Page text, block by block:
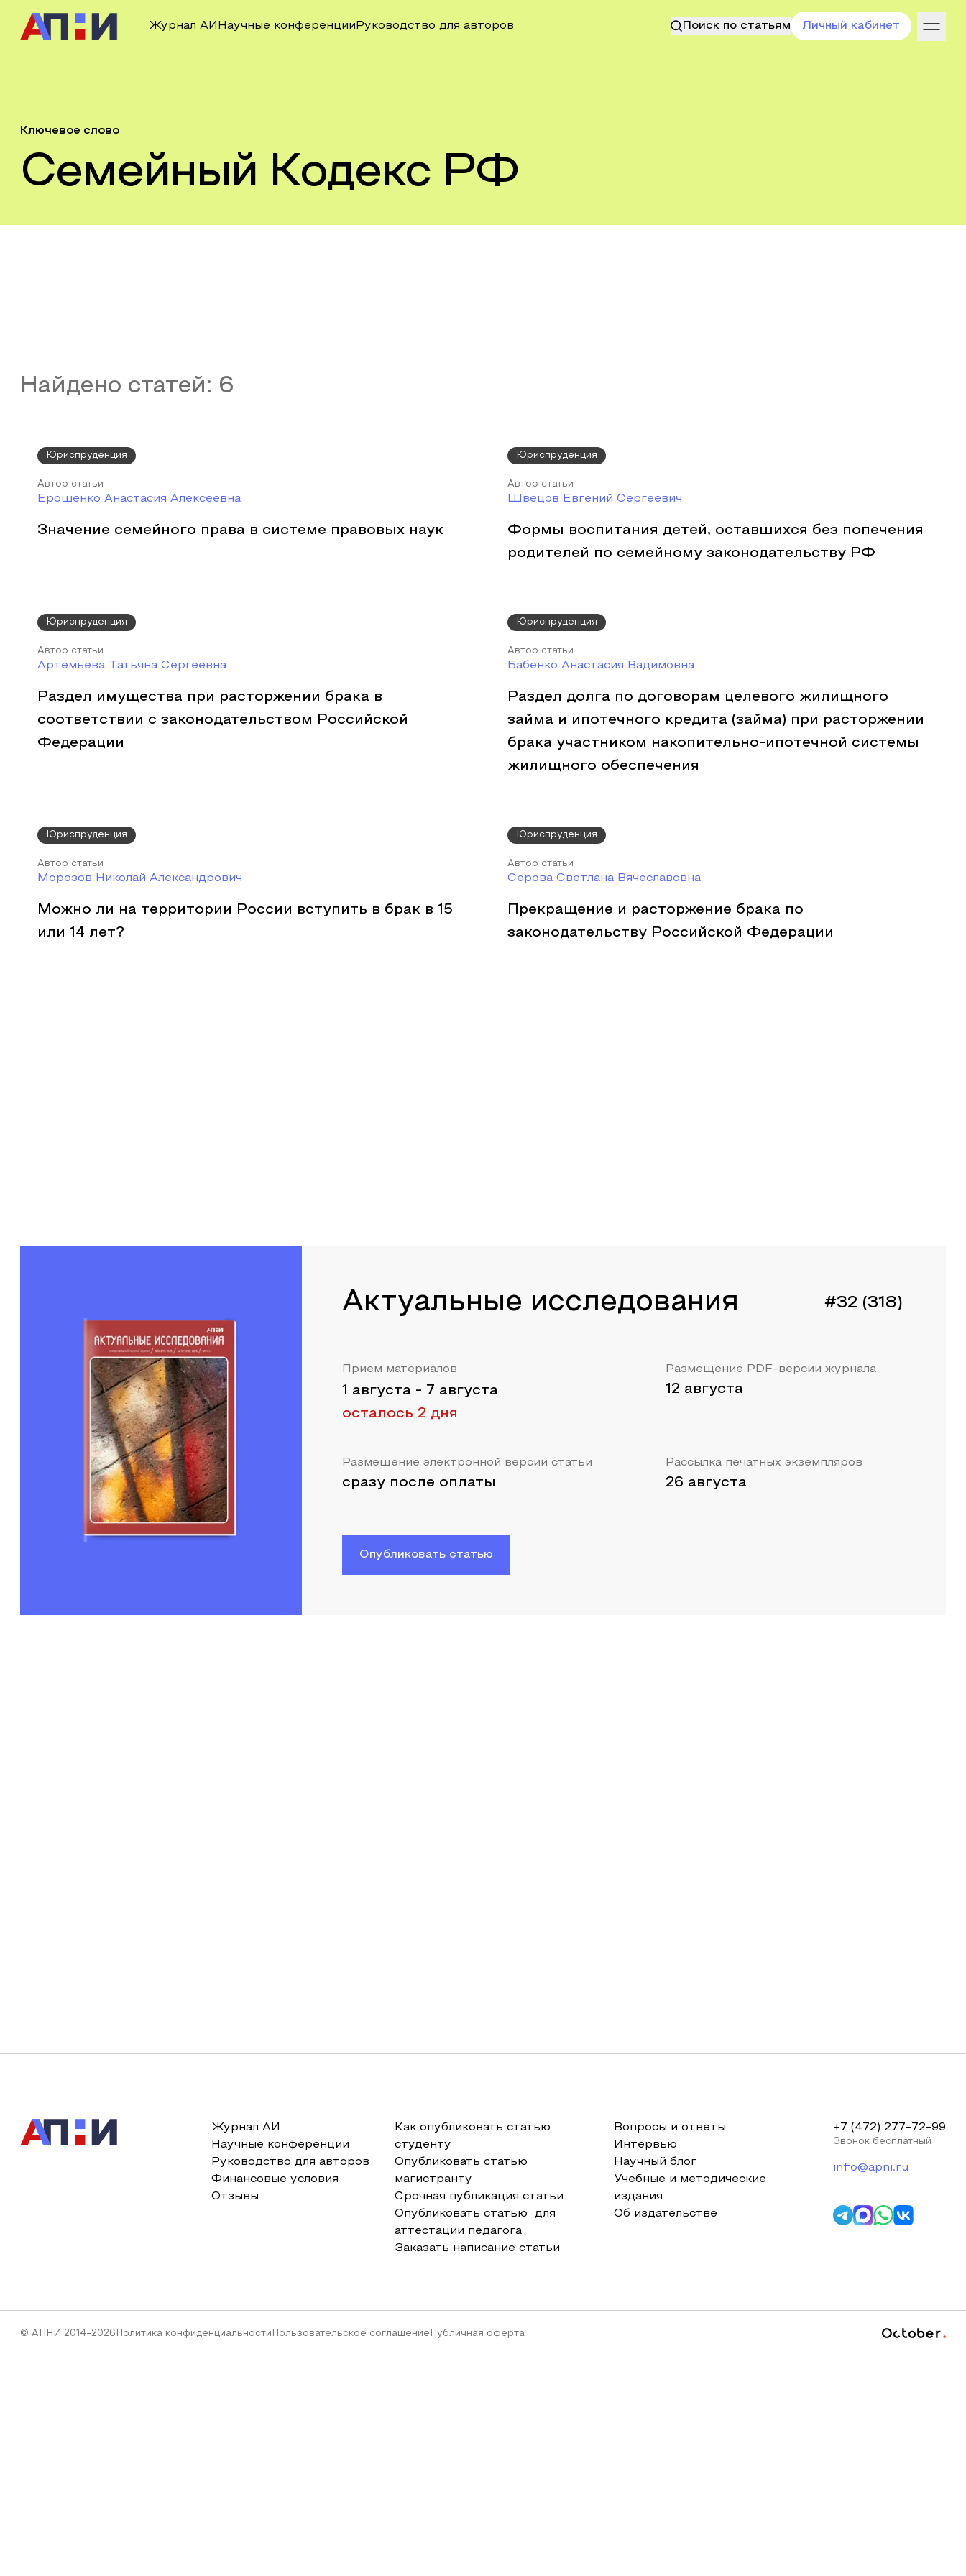
Журнал АИ Научные конференции Руководство для авторов Поиск по статьям Личный кабинет
Ключевое слово
Семейный Кодекс РФ
Найдено статей: 6
Юриспруденция
Автор статьи
Ерошенко Анастасия Алексеевна
Значение семейного права в системе правовых наук
Юриспруденция
Автор статьи
Швецов Евгений Сергеевич
Формы воспитания детей, оставшихся без попечения
родителей по семейному законодательству РФ
Юриспруденция
Автор статьи
Артемьева Татьяна Сергеевна
Раздел имущества при расторжении брака в
соответствии с законодательством Российской
Федерации
Юриспруденция
Автор статьи
Бабенко Анастасия Вадимовна
Раздел долга по договорам целевого жилищного
займа и ипотечного кредита (займа) при расторжении
брака участником накопительно-ипотечной системы
жилищного обеспечения
Юриспруденция
Автор статьи
Морозов Николай Александрович
Можно ли на территории России вступить в брак в 15
или 14 лет?
Юриспруденция
Автор статьи
Серова Светлана Вячеславовна
Прекращение и расторжение брака по
законодательству Российской Федерации
Актуальные исследования #32 (318)
Прием материалов
1 августа - 7 августа
осталось 2 дня
Размещение PDF-версии журнала
12 августа
Размещение электронной версии статьи
сразу после оплаты
Рассылка печатных экземпляров
26 августа
Опубликовать статью
Журнал АИ
Научные конференции
Руководство для авторов
Финансовые условия
Отзывы
Как опубликовать статью
студенту
Опубликовать статью
магистранту
Срочная публикация статьи
Опубликовать статью для
аттестации педагога
Заказать написание статьи
Вопросы и ответы
Интервью
Научный блог
Учебные и методические
издания
Об издательстве
+7 (472) 277-72-99
Звонок бесплатный
info@apni.ru
© АПНИ 2014-2026 Политика конфиденциальности Пользовательское соглашение Публичная оферта